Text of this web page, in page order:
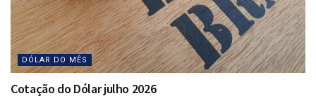
DÓLAR DO MÊS
Cotação do Dólar julho 2026